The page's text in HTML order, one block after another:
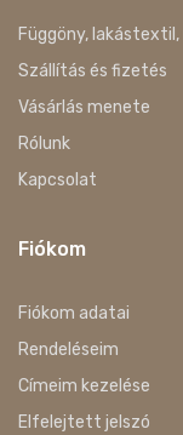
Függöny,
Szállítás és fizetés
Vásárlás menete
Rólunk
Kapcsolat
Fiókom
Fiókom adatai
Rendeléseim
Címeim kezelése
Elfelejtett jelszó